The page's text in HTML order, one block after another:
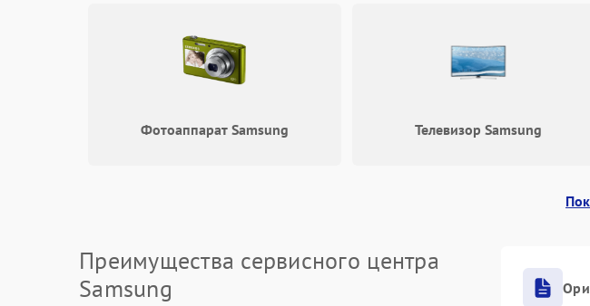
Фотоаппарат Samsung Телевизор Samsung
Преимущества сервисного центра
Samsung